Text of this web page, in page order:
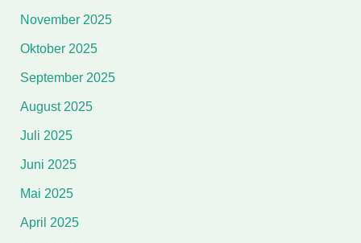
November 2025
Oktober 2025
September 2025
August 2025
Juli 2025
Juni 2025
Mai 2025
April 2025